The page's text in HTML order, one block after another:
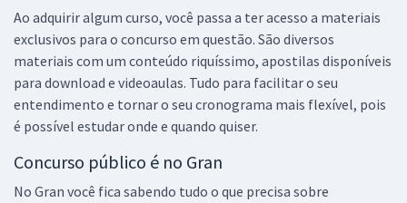
Ao adquirir algum curso, você passa a ter acesso a materiais
exclusivos para o concurso em questão. São diversos
materiais com um conteúdo riquíssimo, apostilas disponíveis
para download e videoaulas. Tudo para facilitar o seu
entendimento e tornar o seu cronograma mais flexível, pois
é possível estudar onde e quando quiser.
Concurso público é no Gran
No Gran você fica sabendo tudo o que precisa sobre